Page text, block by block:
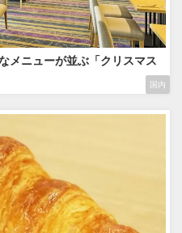
国内
メニューが並ぶ「クリスマス